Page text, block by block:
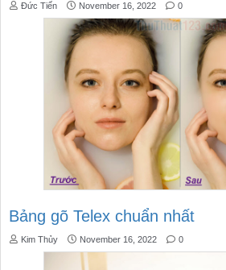
Đức Tiến November 16, 2022 0
Bảng gõ Telex chuẩn nhất
Kim Thủy November 16, 2022 0